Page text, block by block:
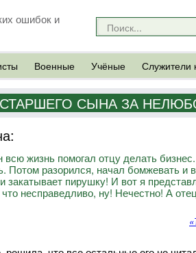
ошибок и
Военные Учёные Служители
СЫНА ЗА
жизнь помогал отцу делать
Потом разорился, начал бомжевать и
закатывает пирушку! И вот я
несправедливо, ну! Нечестно! А